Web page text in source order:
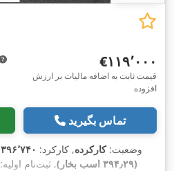
‎€۱۱۹٬۰۰۰
قیمت ثابت به اضافه مالیات بر ارزش
افزوده
تماس بگیرید
وضعیت:کارکرده, کارکرد: ۳۹۶٬۷۴۰ کیلومتر
(۳۹۴٫۲۹ اسب بخار)
, ثبت‌نام اولیه: